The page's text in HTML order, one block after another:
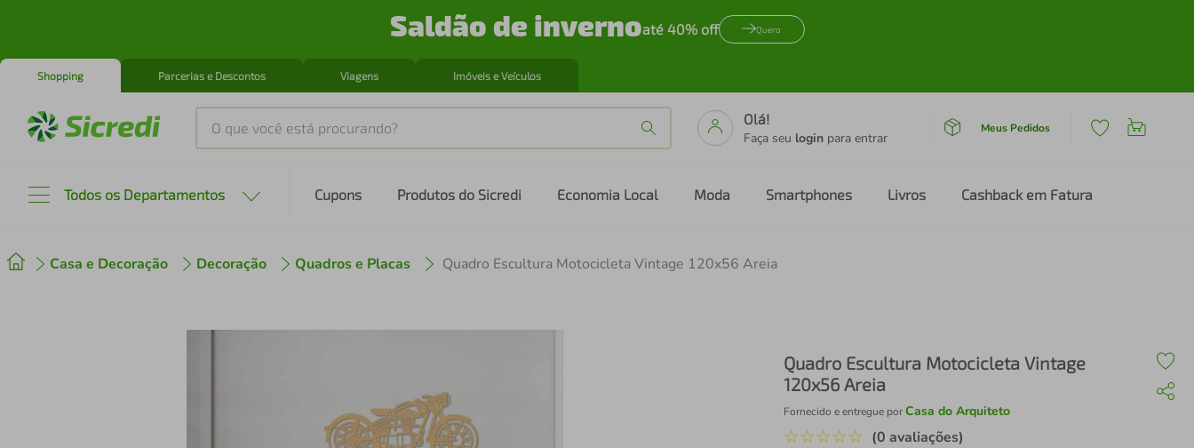
Saldão de invernoaté 40% off Quero
Shopping Parcerias e Descontos Viagens Imóveis e Veículos
O que você está procurando?
Olá!
Faça seu login para entrar
Meus Pedidos
Todos os Departamentos Cupons Produtos do Sicredi Economia Local Moda Smartphones Livros Cashback em Fatura
Casa e Decoração Decoração Quadros e Placas Quadro Escultura Motocicleta Vintage 120x56 Areia
Quadro Escultura Motocicleta Vintage
120x56 Areia
Fornecido e entregue porCasa do Arquiteto
☆☆☆☆☆ (0 avaliações)
º cafeteira